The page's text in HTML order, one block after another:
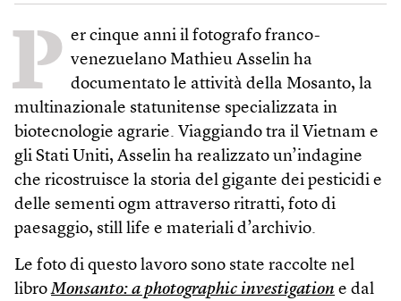
P er cinque anni il fotografo franco-
venezuelano Mathieu Asselin ha
documentato le attività della Mosanto, la
multinazionale statunitense specializzata in
biotecnologie agrarie. Viaggiando tra il Vietnam e
gli Stati Uniti, Asselin ha realizzato un’indagine
che ricostruisce la storia del gigante dei pesticidi e
delle sementi ogm attraverso ritratti, foto di
paesaggio, still life e materiali d’archivio.
Le foto di questo lavoro sono state raccolte nel
libroMonsanto: a photographic investigation e dal